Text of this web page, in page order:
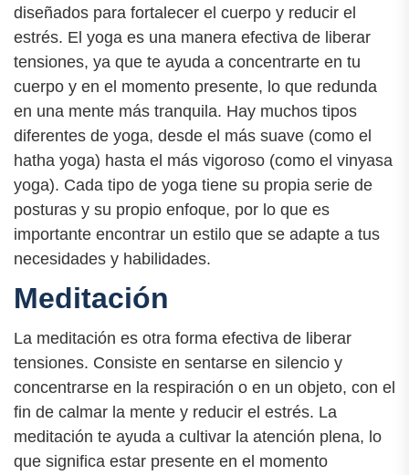
diseñados para fortalecer el cuerpo y reducir el
estrés. El yoga es una manera efectiva de liberar
tensiones, ya que te ayuda a concentrarte en tu
cuerpo y en el momento presente, lo que redunda
en una mente más tranquila. Hay muchos tipos
diferentes de yoga, desde el más suave (como el
hatha yoga) hasta el más vigoroso (como el vinyasa
yoga). Cada tipo de yoga tiene su propia serie de
posturas y su propio enfoque, por lo que es
importante encontrar un estilo que se adapte a tus
necesidades y habilidades.
Meditación
La meditación es otra forma efectiva de liberar
tensiones. Consiste en sentarse en silencio y
concentrarse en la respiración o en un objeto, con el
fin de calmar la mente y reducir el estrés. La
meditación te ayuda a cultivar la atención plena, lo
que significa estar presente en el momento